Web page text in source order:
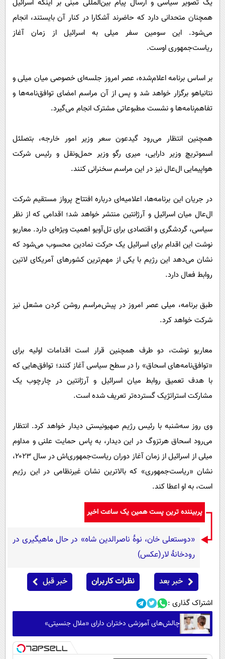
یک تصویر سیاسی و ارسال پیام بین‌المللی مبنی بر اینکه اسرائیل
همچنان متحدانی دارد که حاضرند آشکارا در کنار آن بایستند، انجام
می‌شود. این سومین سفر میلی به اسرائیل از زمان آغاز
ریاست‌جمهوری اوست.
بر اساس برنامه اعلام‌شده، عصر امروز جلسه‌ای خصوصی میان میلی و
نتانیاهو برگزار خواهد شد و پس از آن مراسم امضای توافق‌نامه‌ها و
تفاهم‌نامه‌ها و نشست مطبوعاتی مشترک انجام می‌گیرد.
همچنین انتظار می‌رود گیدعون سعر وزیر امور خارجه، بتصلئل
اسموتریچ وزیر دارایی، میری رگو وزیر حمل‌ونقل و رئیس شرکت
هواپیمایی ال‌عال نیز در این مراسم سخنرانی کنند.
در جریان این برنامه‌ها، اعلامیه‌ای درباره افتتاح پرواز مستقیم شرکت
ال‌عال میان اسرائیل و آرژانتین منتشر خواهد شد؛ اقدامی که از نظر
سیاسی، گردشگری و اقتصادی برای تل‌آویو اهمیت ویژه‌ای دارد. معاریو
نوشت این اقدام برای اسرائیل یک حرکت نمادین محسوب می‌شود که
نشان می‌دهد این رژیم با یکی از مهم‌ترین کشورهای آمریکای لاتین
روابط فعال دارد.
طبق برنامه، میلی عصر امروز در پیش‌مراسم روشن کردن مشعل نیز
شرکت خواهد کرد.
معاریو نوشت، دو طرف همچنین قرار است اقدامات اولیه برای
«توافق‌نامه‌های اسحاق» را در سطح سیاسی آغاز کنند؛ توافق‌هایی که
با هدف تعمیق روابط میان اسرائیل و آرژانتین در چارچوب یک
مشارکت استراتژیک گسترده‌تر تعریف شده است.
وی روز سه‌شنبه با رئیس رژیم صهیونیستی دیدار خواهد کرد. انتظار
می‌رود اسحاق هرتزوگ در این دیدار، به پاس حمایت علنی و مداوم
میلی از اسرائیل از زمان آغاز دوران ریاست‌جمهوری‌اش در سال ۲۰۲۳،
نشان «ریاست‌جمهوری» که بالاترین نشان غیرنظامی در این رژیم
است، به او اعطا کند.
پربیننده ترین پست همین یک ساعت اخیر
«دوستعلی خان، نوۀ ناصرالدین شاه» در حال ماهیگیری در
رودخانۀ لار(عکس)
خبر بعد نظرات کاربران خبر قبل
اشتراک گذاری :
چالش‌های آموزشی دختران دارای «ملال جنسیتی»